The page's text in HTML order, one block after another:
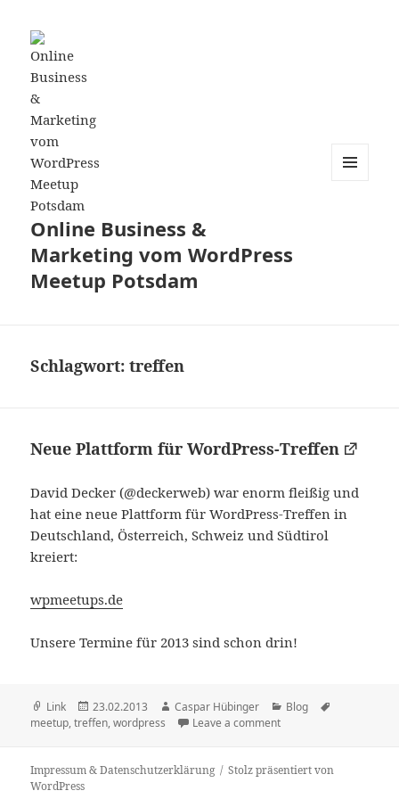
Online Business &
Marketing vom WordPress
Meetup Potsdam
Schlagwort:treffen
Neue Plattform für WordPress-Treffen
David Decker (@deckerweb) war enorm fleißig und
hat eine neue Plattform für WordPress-Treffen in
Deutschland, Österreich, Schweiz und Südtirol
kreiert:
wpmeetups.de
Unsere Termine für 2013 sind schon drin!
Format
Link
Veröffentlicht
am
23.02.2013 Autor
Caspar Hübinger Kategorien
Blog
meetup,treffen,wordpress Leave a comment
Impressum & Datenschutzerklärung
Stolz präsentiert von
WordPress